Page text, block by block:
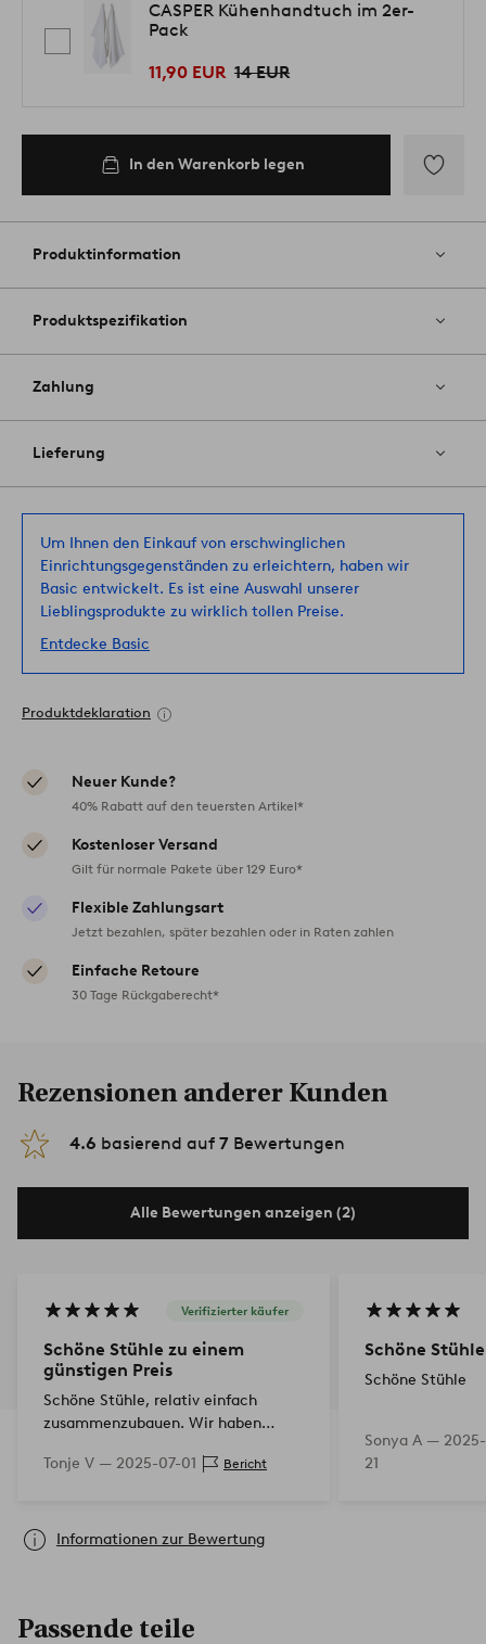
CASPER Kühenhandtuch im 2er-
Pack
11,90 EUR 14 EUR
In den Warenkorb legen
Favoriten
Produktinformation
Produktspezifikation
Zahlung
Lieferung
Um Ihnen den Einkauf von erschwinglichen
Einrichtungsgegenständen zu erleichtern, haben wir
Basic entwickelt. Es ist eine Auswahl unserer
Lieblingsprodukte zu wirklich tollen Preise.
Entdecke Basic
Produktdeklaration
Neuer Kunde?
40% Rabatt auf den teuersten Artikel*
Kostenloser Versand
Gilt für normale Pakete über 129 Euro*
Flexible Zahlungsart
Jetzt bezahlen, später bezahlen oder in Raten zahlen
Einfache Retoure
30 Tage Rückgaberecht*
Rezensionen anderer Kunden
4.6 basierend auf 7 Bewertungen
Alle Bewertungen anzeigen (2)
Verifizierter käufer
Schöne Stühle zu einem
günstigen Preis
Schöne Stühle, relativ einfach
zusammenzubauen. Wir haben
sehr zufrieden. Sie sind stabil zum
Tonje V — 2025-07-01 Bericht
Schöne Stühle
Schöne Stühle
Sonya A —
21
Informationen zur Bewertung
Passende teile